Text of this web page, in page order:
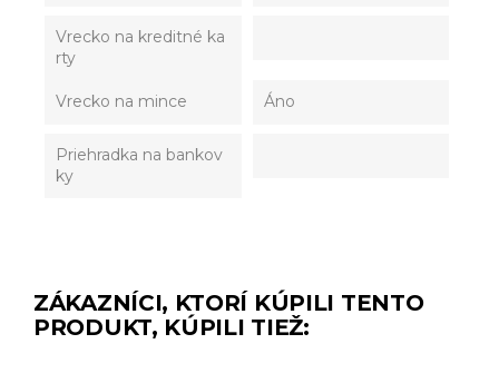
Vrecko na kreditné ka
rty
Vrecko na mince Áno
Priehradka na bankov
ky
ZÁKAZNÍCI, KTORÍ KÚPILI TENTO
PRODUKT, KÚPILI TIEŽ: